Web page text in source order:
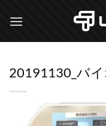
20191130_バ